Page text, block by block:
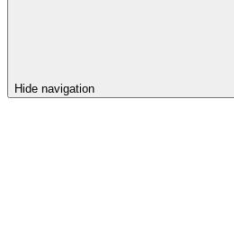
Hide navigation